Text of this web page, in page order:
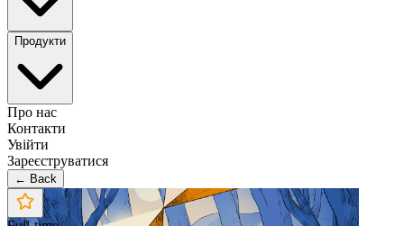
Продукти
Про нас
Контакти
Увійти
Зареєструватися
← Back